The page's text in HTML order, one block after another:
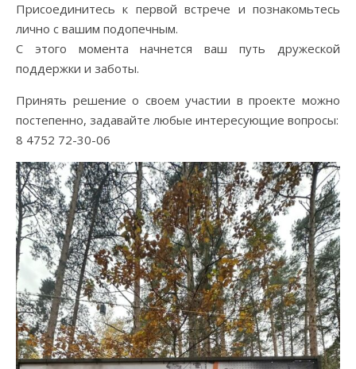
Присоединитесь к первой встрече и познакомьтесь
лично с вашим подопечным.
С этого момента начнется ваш путь дружеской
поддержки и заботы.
Принять решение о своем участии в проекте можно
постепенно, задавайте любые интересующие вопросы:
8 4752 72-30-06